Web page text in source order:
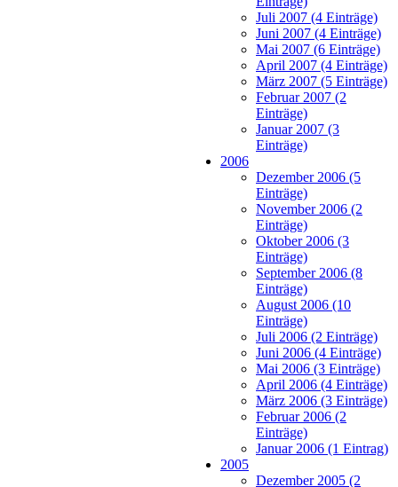
Juli 2007 (4 Einträge)
Juni 2007 (4 Einträge)
Mai 2007 (6 Einträge)
April 2007 (4 Einträge)
März 2007 (5 Einträge)
Februar 2007 (2
Einträge)
Januar 2007 (3
Einträge)
2006
Dezember 2006 (5
Einträge)
November 2006 (2
Einträge)
Oktober 2006 (3
Einträge)
September 2006 (8
Einträge)
August 2006 (10
Einträge)
Juli 2006 (2 Einträge)
Juni 2006 (4 Einträge)
Mai 2006 (3 Einträge)
April 2006 (4 Einträge)
März 2006 (3 Einträge)
Februar 2006 (2
Einträge)
Januar 2006 (1 Eintrag)
2005
Dezember 2005 (2